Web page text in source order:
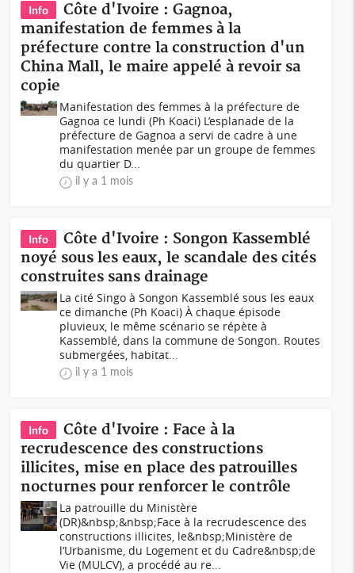
Info
Côte d'Ivoire : Gagnoa,
manifestation de femmes à la
préfecture contre la construction d'un
China Mall, le maire appelé à revoir sa
copie
Manifestation des femmes à la préfecture de
Gagnoa ce lundi (Ph Koaci) L’esplanade de la
préfecture de Gagnoa a servi de cadre à une
manifestation menée par un groupe de femmes
du quartier D...
il y a 1 mois
Info
Côte d'Ivoire : Songon Kassemblé
noyé sous les eaux, le scandale des cités
construites sans drainage
La cité Singo à Songon Kassemblé sous les eaux
ce dimanche (Ph Koaci) À chaque épisode
pluvieux, le même scénario se répète à
Kassemblé, dans la commune de Songon. Routes
submergées, habitat...
il y a 1 mois
Info
Côte d'Ivoire : Face à la
recrudescence des constructions
illicites, mise en place des patrouilles
nocturnes pour renforcer le contrôle
La patrouille du Ministère
(DR)&nbsp;&nbsp;Face à la recrudescence des
constructions illicites, le&nbsp;Ministère de
l’Urbanisme, du Logement et du Cadre&nbsp;de
Vie (MULCV), a procédé au re...